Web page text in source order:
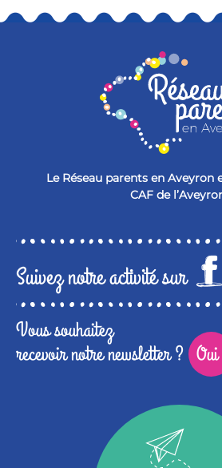
Le Réseau parents en Aveyron
CAF de
Suivez notre activité sur
Vous souhaitez
recevoir notre newsletter ? Oui